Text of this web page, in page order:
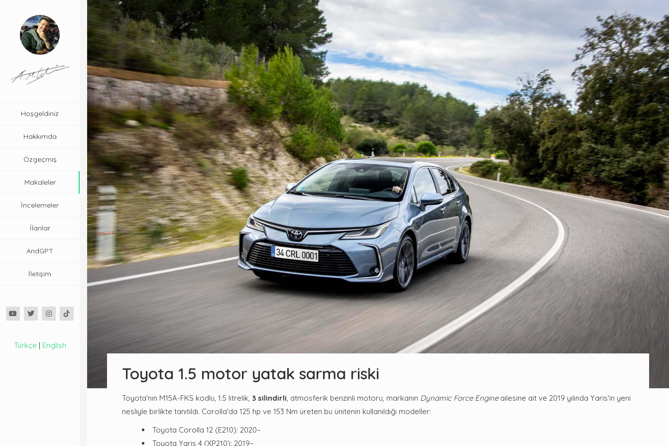
Hoşgeldiniz
Hakkımda
Özgeçmiş
Makaleler
İncelemeler
İlanlar
AndGPT
İletişim
Türkçe | English
Toyota 1.5 motor yatak sarma riski
Toyota'nın M15A-FKS kodlu, 1.5 litrelik, 3 silindirli, atmosferik benzinli motoru, markanın Dynamic Force Engineailesine ait ve 2019 yılında Yaris'in yeni
nesliyle birlikte tanıtıldı. Corolla'da 125 hp ve 153 Nm üreten bu ünitenin kullanıldığı modeller:
Toyota Corolla 12 (E210): 2020–
Toyota Yaris 4 (XP210): 2019–